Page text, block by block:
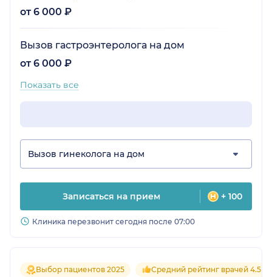
от 6 000 ₽
Вызов гастроэнтеролога на дом
от 6 000 ₽
Показать все
Вызов гинеколога на дом
Записаться на прием + 100
Клиника перезвонит сегодня после 07:00
Выбор пациентов 2025 Средний рейтинг врачей 4.5